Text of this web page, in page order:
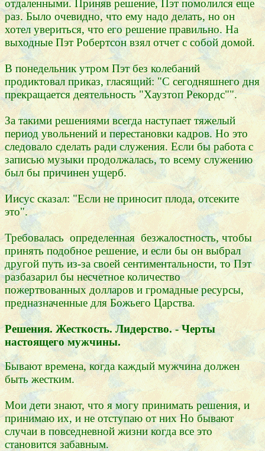
отдаленными. Приняв решение, Пэт помолился еще
раз. Было очевидно, что ему надо делать, но он
хотел увериться, что его решение правильно. На
выходные Пэт Робертсон взял отчет с собой домой.
В понедельник утром Пэт без колебаний
продиктовал приказ, гласящий: "С сегодняшнего дня
прекращается деятельность "Хаузтоп Рекордс"".
За такими решениями всегда наступает тяжелый
период увольнений и перестановки кадров. Но это
следовало сделать ради служения. Если бы работа с
записью музыки продолжалась, то всему служению
был бы причинен ущерб.
Иисус сказал: "Если не приносит плода, отсеките
это".
Требовалась определенная безжалостность, чтобы
принять подобное решение, и если бы он выбрал
другой путь из-за своей сентиментальности, то Пэт
разбазарил бы несчетное количество
пожертвованных долларов и громадные ресурсы,
предназначенные для Божьего Царства.
Решения. Жесткость. Лидерство. - Черты
настоящего мужчины.
Бывают времена, когда каждый мужчина должен
быть жестким.
Мои дети знают, что я могу принимать решения, и
принимаю их, и не отступаю от них Но бывают
случаи в повседневной жизни когда все это
становится забавным.